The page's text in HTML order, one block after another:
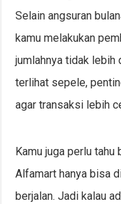
Selain angsuran
kamu melakukan
jumlahnya tidak lebih
terlihat sepele,
agar transaksi lebih
Kamu juga perlu
Alfamart hanya bisa
berjalan. Jadi kalau